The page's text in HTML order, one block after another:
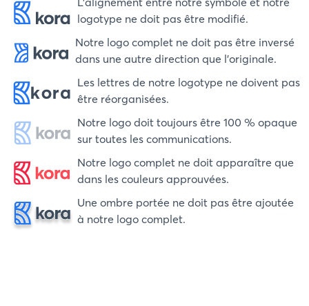
logotype ne doit pas être modifié.
Notre logo complet ne doit pas être inversé
dans une autre direction que l'originale.
Les lettres de notre logotype ne doivent pas
être réorganisées.
Notre logo doit toujours être 100 % opaque
sur toutes les communications.
Notre logo complet ne doit apparaître que
dans les couleurs approuvées.
Une ombre portée ne doit pas être ajoutée
à notre logo complet.